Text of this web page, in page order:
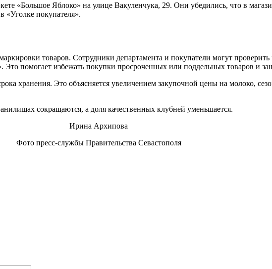
«Большое Яблоко» на улице Вакуленчука, 29. Они убедились, что в
«Уголке покупателя».
товаров. Сотрудники департамента и покупатели могут
помогает избежать покупки просроченных или поддельных товаров и
хранения. Это объясняется увеличением закупочной цены на молоко,
сокращаются, а доля качественных клубней уменьшается.
Ирина Архипова
Фото пресс-службы Правительства Севастополя